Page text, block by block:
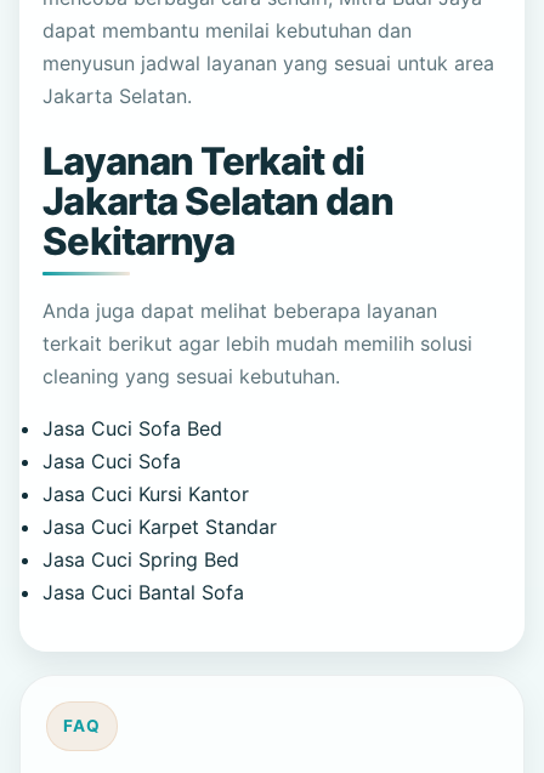
dapat membantu menilai kebutuhan dan
menyusun jadwal layanan yang sesuai untuk area
Jakarta Selatan.
Layanan Terkait di
Jakarta Selatan dan
Sekitarnya
Anda juga dapat melihat beberapa layanan
terkait berikut agar lebih mudah memilih solusi
cleaning yang sesuai kebutuhan.
Jasa Cuci Sofa Bed
Jasa Cuci Sofa
Jasa Cuci Kursi Kantor
Jasa Cuci Karpet Standar
Jasa Cuci Spring Bed
Jasa Cuci Bantal Sofa
FAQ